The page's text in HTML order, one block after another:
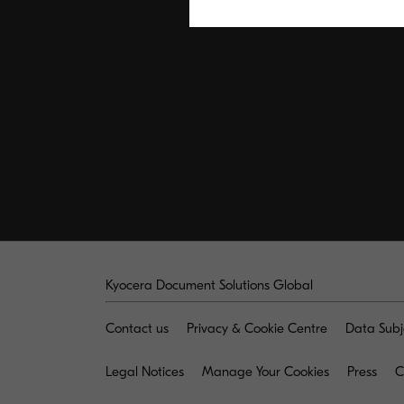
Kyocera Document Solutions Global
Contact us Privacy & Cookie Centre Data
Legal Notices Manage Your Cookies Press